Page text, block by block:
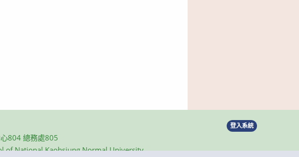
804 總務處805
of National Kaohsiung Normal University
登入系統